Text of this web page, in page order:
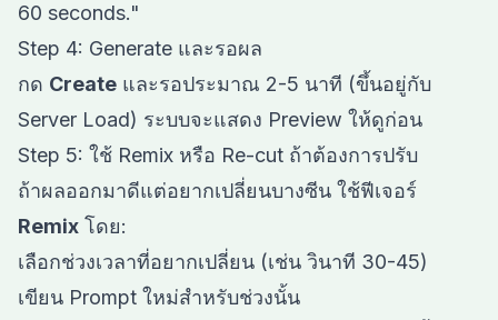
60 seconds."
Step 4: Generate และรอผล
กด Create และรอประมาณ 2-5 นาที (ขึ้นอยู่กับ
Server Load) ระบบจะแสดง Preview ให้ดูก่อน
Step 5: ใช้ Remix หรือ Re-cut ถ้าต้องการปรับ
ถ้าผลออกมาดีแต่อยากเปลี่ยนบางซีน ใช้ฟีเจอร์
Remix โดย:
เลือกช่วงเวลาที่อยากเปลี่ยน (เช่น วินาที 30-45)
เขียน Prompt ใหม่สำหรับช่วงนั้น